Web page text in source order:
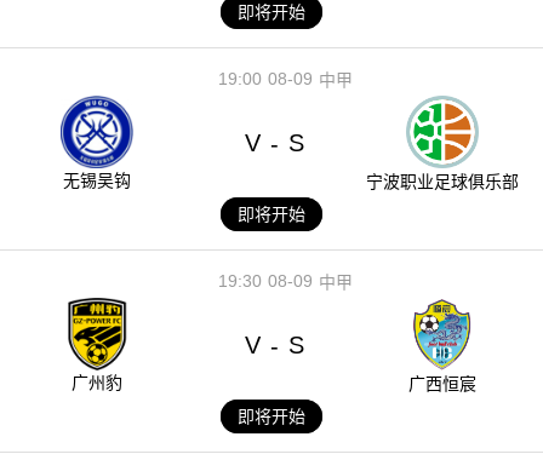
即将开始
08-09
19:00 中甲
无锡吴钩
V - S
宁波职业足球俱乐部
即将开始
08-09
19:30 中甲
广州豹
V - S
广西恒宸
即将开始